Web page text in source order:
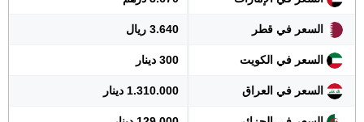
السعر في قطر 3.640 ريال
السعر في الكويت 300 دينار
السعر في العراق 1.310.000 دينار